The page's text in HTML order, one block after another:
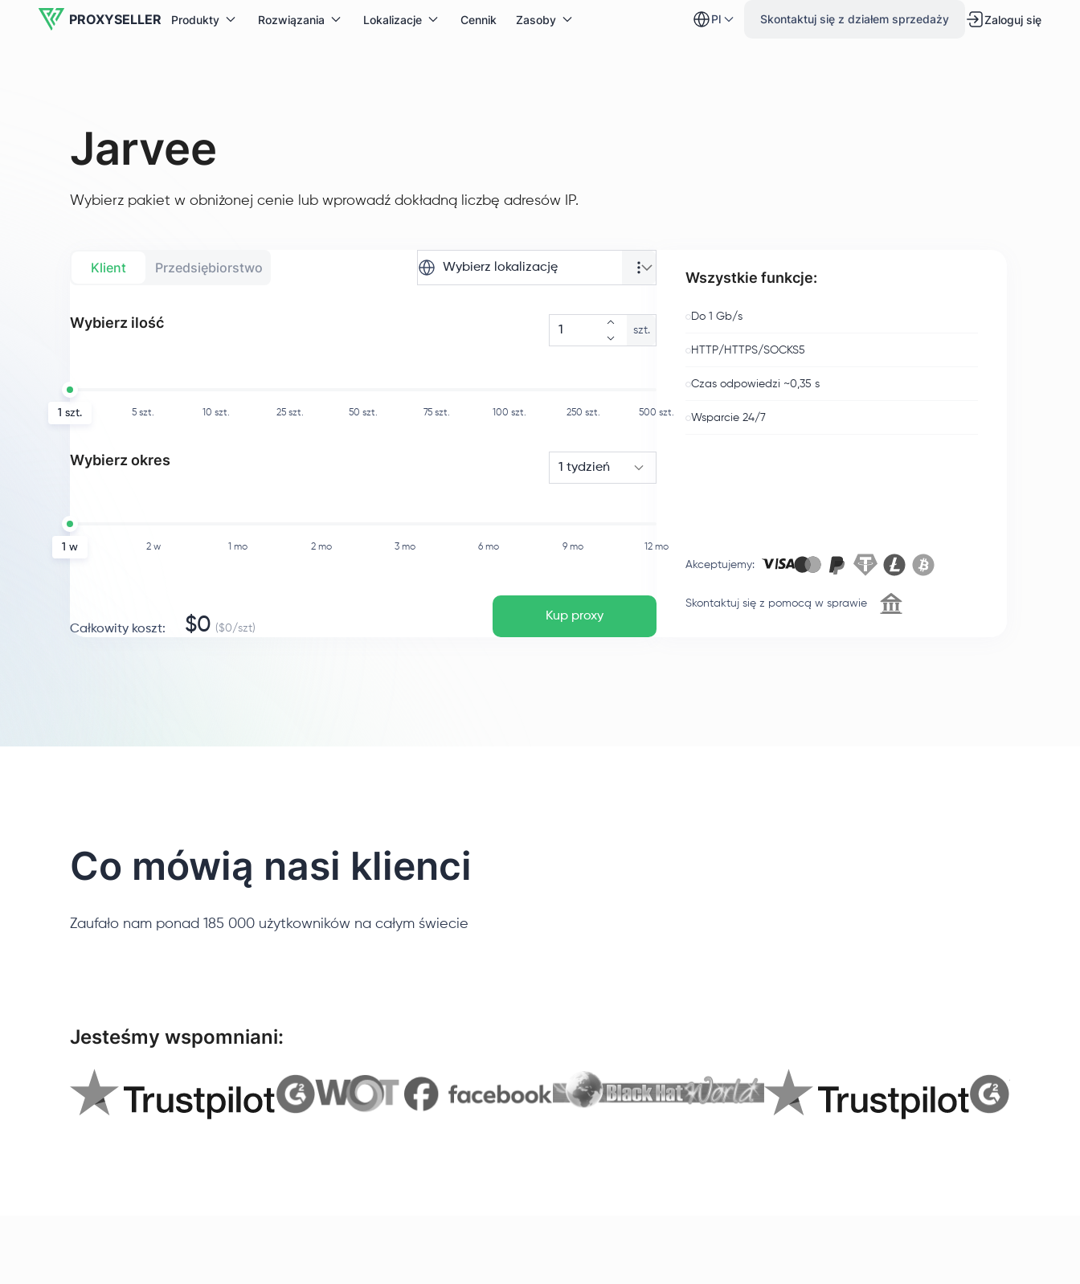
PROXYSELLER Produkty Rozwiązania Lokalizacje Cennik Zasoby pl Skontaktuj się z działem sprzedaży Zaloguj się
Jarvee
Wybierz pakiet w obniżonej cenie lub wprowadź dokładną liczbę adresów IP.
Klient Przedsiębiorstwo Wybierz lokalizację
Wybierz ilość szt.
1 szt. 5 szt. 10 szt. 25 szt. 50 szt. 75 szt. 100 szt. 250 szt. 500 szt.
Wybierz okres 1 tydzień
1 w 2 w 1 mo 2 mo 3 mo 6 mo 9 mo 12 mo
Całkowity koszt: $0 ($0/szt)
Kup proxy
Wszystkie funkcje:
Do 1 Gb/s
HTTP/HTTPS/SOCKS5
Czas odpowiedzi ~0,35 s
Wsparcie 24/7
Akceptujemy:
Skontaktuj się z pomocą w sprawie
Co mówią nasi klienci
Zaufało nam ponad 185 000 użytkowników na całym świecie
Jesteśmy wspomniani: